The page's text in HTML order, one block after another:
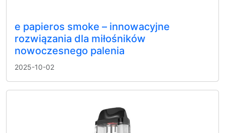
e papieros smoke – innowacyjne
rozwiązania dla miłośników
nowoczesnego palenia
2025-10-02